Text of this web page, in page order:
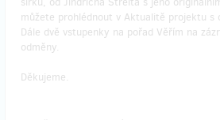
můžete prohlédnout v Aktualitě projektu s
Dále dvě vstupenky na pořad Věřím na
odměny.
Děkujeme.